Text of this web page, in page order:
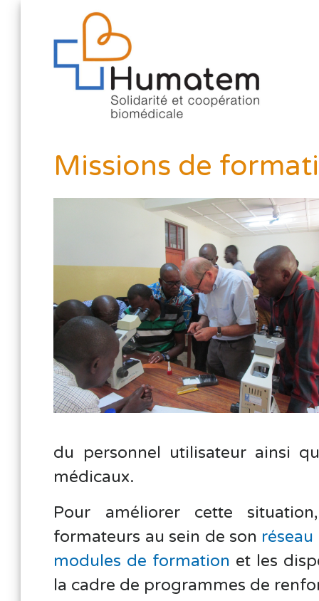
Missions de
du personnel utilisateur ainsi
médicaux.
Pour améliorer cette
formateurs au sein de son
modules de formation et les
la cadre de programmes de